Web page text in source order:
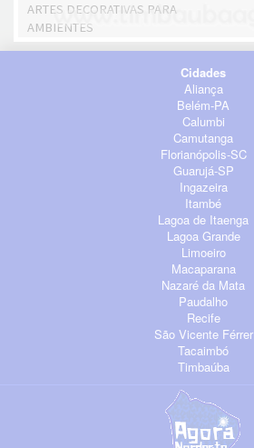
ARTES DECORATIVAS PARA
AMBIENTES
Cidades
Aliança
Belém-PA
Calumbi
Camutanga
Florianópolis-SC
Guarujá-SP
Ingazeira
Itambé
Lagoa de Itaenga
Lagoa Grande
Limoeiro
Macaparana
Nazaré da Mata
Paudalho
Recife
São Vicente Férrer
Tacaimbó
Timbaúba